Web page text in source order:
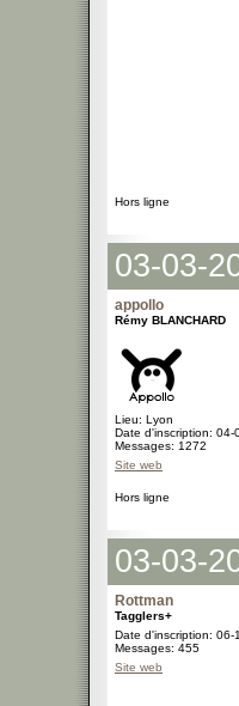
Hors ligne
03-03-
appollo
Rémy BLANCHARD
Lieu: Lyon
Date d'inscription: 04-
Messages: 1272
Site web
Hors ligne
03-03-
Rottman
Tagglers+
Date d'inscription: 06-
Messages: 455
Site web